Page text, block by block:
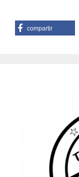
compartir